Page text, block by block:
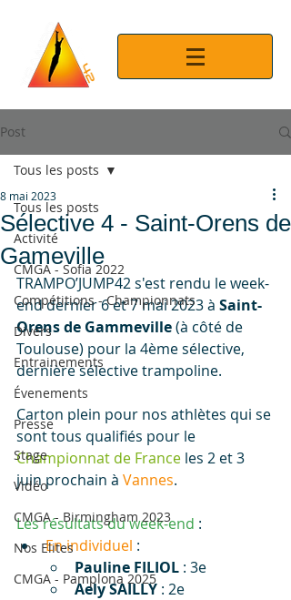
Post
Tous les posts
Activité
CMGA - Sofia 2022
Compétitions - Championnats
Divers
Entrainements
Évenements
Presse
Stage
Vidéo
CMGA - Birmingham 2023
Nos Elites
CMGA - Pamplona 2025
Tous les posts
Sélective 4 - Saint-Orens de
Gameville
8 mai 2023
TRAMPO’JUMP42 s'est rendu le week-
end dernier 6 et 7 mai 2023 à Saint-
Orens de Gammeville (à côté de
Toulouse) pour la 4ème sélective,
dernière sélective trampoline.
Carton plein pour nos athlètes qui se
sont tous qualifiés pour le
Championnat de France les 2 et 3
juin prochain à Vannes.
Les résultats du week-end :
En individuel :
Pauline FILIOL : 3e
Aely SAILLY : 2e